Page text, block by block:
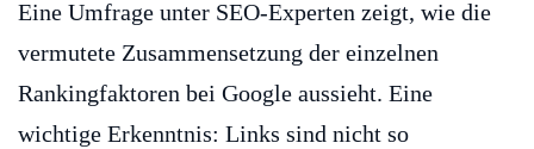
Eine Umfrage unter SEO-Experten zeigt, wie die
vermutete Zusammensetzung der einzelnen
Rankingfaktoren bei Google aussieht. Eine
wichtige Erkenntnis: Links sind nicht so